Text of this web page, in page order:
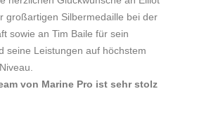
großartigen Silbermedaille bei der
sowie an Tim Baile für sein
seine Leistungen auf höchstem
von Marine Pro ist sehr stolz